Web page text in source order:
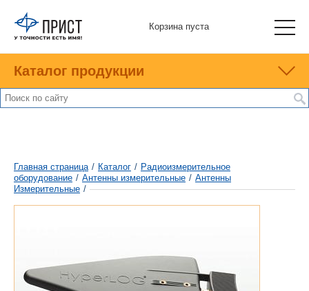
Корзина пуста
Каталог продукции
Главная страница / Каталог / Радиоизмерительное
оборудование / Антенны измерительные / Антенны
Измерительные /